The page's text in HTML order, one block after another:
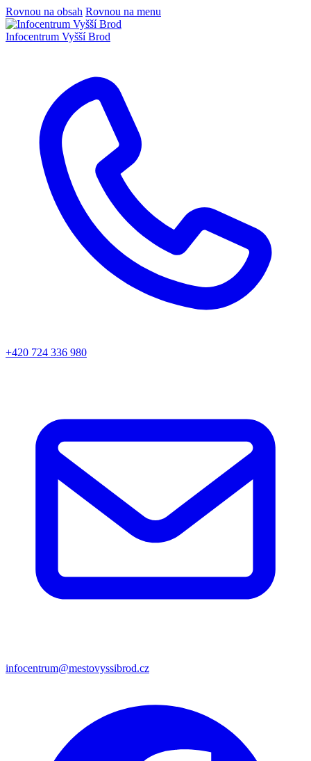
Rovnou na obsah Rovnou na menu
Infocentrum Vyšší Brod
+420 724 336 980
infocentrum@mestovyssibrod.cz